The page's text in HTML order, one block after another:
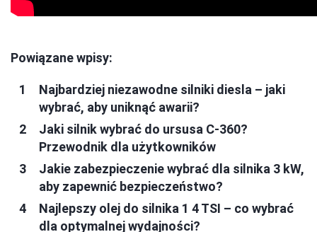
Powiązane wpisy:
Najbardziej niezawodne silniki diesla – jaki
wybrać, aby uniknąć awarii?
Jaki silnik wybrać do ursusa C-360?
Przewodnik dla użytkowników
Jakie zabezpieczenie wybrać dla silnika 3 kW,
aby zapewnić bezpieczeństwo?
Najlepszy olej do silnika 1 4 TSI – co wybrać
dla optymalnej wydajności?